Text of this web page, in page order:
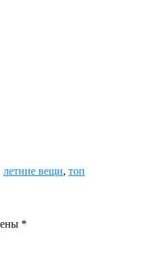
летние вещи, топ
*